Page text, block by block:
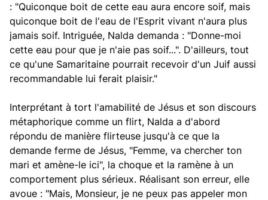
: "Quiconque boit de cette eau aura encore soif, mais
quiconque boit de l'eau de l'Esprit vivant n'aura plus
jamais soif. Intriguée, Nalda demanda : "Donne-moi
cette eau pour que je n'aie pas soif...". D'ailleurs, tout
ce qu'une Samaritaine pourrait recevoir d'un Juif aussi
recommandable lui ferait plaisir."
Interprétant à tort l'amabilité de Jésus et son discours
métaphorique comme un flirt, Nalda a d'abord
répondu de manière flirteuse jusqu'à ce que la
demande ferme de Jésus, "Femme, va chercher ton
mari et amène-le ici", la choque et la ramène à un
comportement plus sérieux. Réalisant son erreur, elle
avoue : "Mais, Monsieur, je ne peux pas appeler mon